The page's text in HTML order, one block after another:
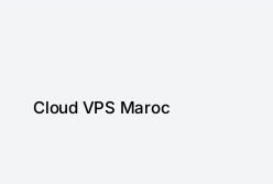
Cloud VPS Maroc